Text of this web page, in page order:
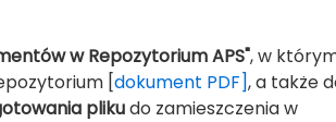
w Repozytorium APS", w
[dokument PDF], a także
plikudo zamieszczenia w